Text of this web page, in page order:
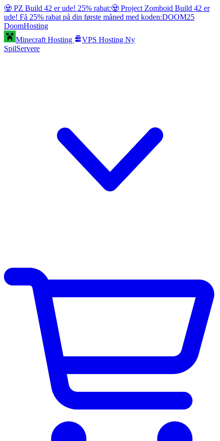
🧟 PZ Build 42 er ude! 25% rabat:🧟 Project Zomboid Build 42 er
ude! Få 25% rabat på din første måned med koden:DOOM25
DoomHosting
Minecraft Hosting
VPS Hosting Ny
SpilServere